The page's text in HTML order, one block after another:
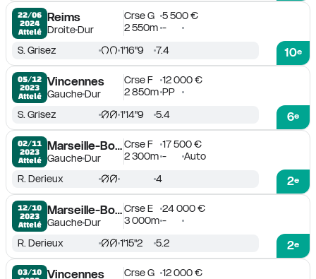
22/06
2024
Attelé
Reims
DroiteDur
Crse G
5 500 €
2 550m -
10e
S. Grisez 1'16''9 7.4
05/12
2023
Attelé
Vincennes
GaucheDur
Crse F
12 000 €
2 850m PP
6e
S. Grisez 1'14''9 5.4
02/11
2023
Attelé
Marseille-Borély
GaucheDur
Crse F
17 500 €
2 300m - Auto
2e
R. Derieux 4
12/10
2023
Attelé
Marseille-Borély
GaucheDur
Crse E
24 000 €
3 000m -
2e
R. Derieux 1'15''2 5.2
03/10
Vincennes Crse G
12 000 €